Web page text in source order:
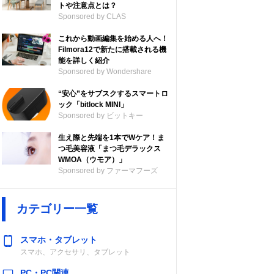
トや注意点とは？
Sponsored by CLAS
これから動画編集を始める人へ！
Filmora12で新たに搭載される機
能を詳しく紹介
Sponsored by Wondershare
“安心”をサブスクするスマートロ
ック「bitlock MINI」
Sponsored by ビットキー
生え際と先端を1本でWケア！ま
つ毛美容液「まつ毛デラックス
WMOA（ウモア）」
Sponsored by ファーマフーズ
カテゴリー一覧
スマホ・タブレット
スマホ、アクセサリ、タブレット